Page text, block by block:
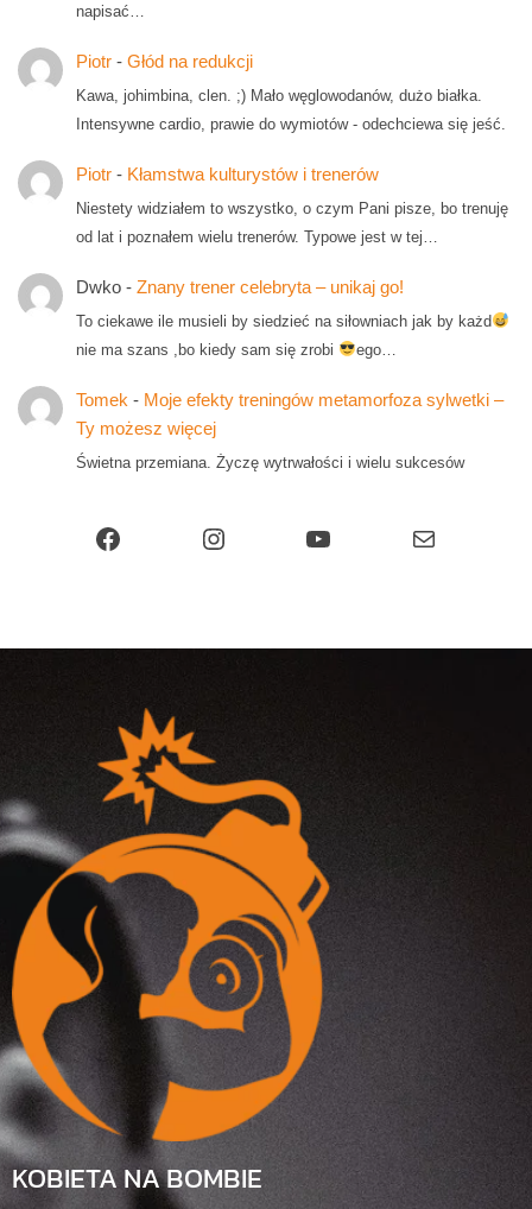
napisać…
Piotr- Głód na redukcji
Kawa, johimbina, clen. ;) Mało węglowodanów, dużo białka.
Intensywne cardio, prawie do wymiotów - odechciewa się jeść.
Piotr- Kłamstwa kulturystów i trenerów
Niestety widziałem to wszystko, o czym Pani pisze, bo trenuję
od lat i poznałem wielu trenerów. Typowe jest w tej…
Dwko- Znany trener celebryta – unikaj go!
To ciekawe ile musieli by siedzieć na siłowniach jak by każd
nie ma szans ,bo kiedy sam się zrobi
ego…
Tomek- Moje efekty treningów metamorfoza sylwetki –
Ty możesz więcej
Świetna przemiana. Życzę wytrwałości i wielu sukcesów
KOBIETA NA BOMBIE